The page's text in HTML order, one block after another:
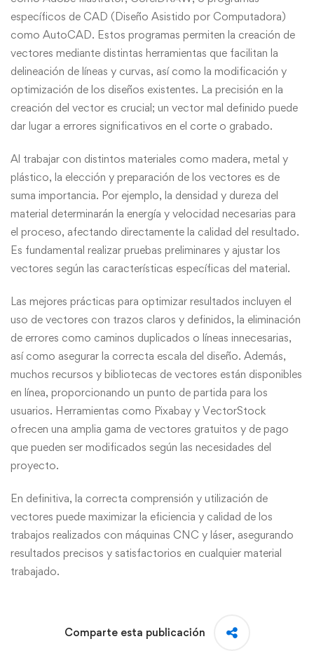
específicos de CAD (Diseño Asistido por Computadora)
como AutoCAD. Estos programas permiten la creación de
vectores mediante distintas herramientas que facilitan la
delineación de líneas y curvas, así como la modificación y
optimización de los diseños existentes. La precisión en la
creación del vector es crucial; un vector mal definido puede
dar lugar a errores significativos en el corte o grabado.
Al trabajar con distintos materiales como madera, metal y
plástico, la elección y preparación de los vectores es de
suma importancia. Por ejemplo, la densidad y dureza del
material determinarán la energía y velocidad necesarias para
el proceso, afectando directamente la calidad del resultado.
Es fundamental realizar pruebas preliminares y ajustar los
vectores según las características específicas del material.
Las mejores prácticas para optimizar resultados incluyen el
uso de vectores con trazos claros y definidos, la eliminación
de errores como caminos duplicados o líneas innecesarias,
así como asegurar la correcta escala del diseño. Además,
muchos recursos y bibliotecas de vectores están disponibles
en línea, proporcionando un punto de partida para los
usuarios. Herramientas como Pixabay y VectorStock
ofrecen una amplia gama de vectores gratuitos y de pago
que pueden ser modificados según las necesidades del
proyecto.
En definitiva, la correcta comprensión y utilización de
vectores puede maximizar la eficiencia y calidad de los
trabajos realizados con máquinas CNC y láser, asegurando
resultados precisos y satisfactorios en cualquier material
trabajado.
Comparte esta publicación